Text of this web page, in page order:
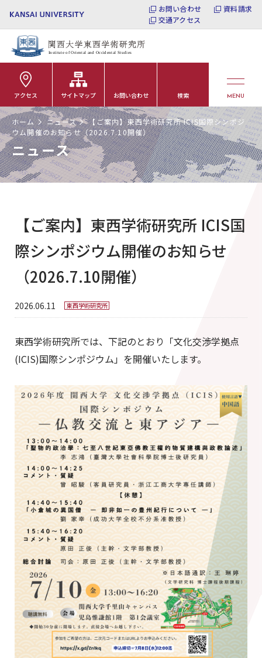
お問い合わせ
資料請求
交通アクセス
MENU
検索
お問い合わせ
サイトマップ
アクセス
ホーム ニュース
【ご案内】東西学術研究所 ICIS国際シンポジ
ウム開催のお知らせ（2026.7.10開催）
ニュース
【ご案内】東西学術研究所 ICIS国
際シンポジウム開催のお知らせ
（2026.7.10開催）
2026.06.11 東西学術研究所
東西学術研究所では、下記のとおり「文化交渉学拠点
(ICIS)国際シンポジウム」を開催いたします。